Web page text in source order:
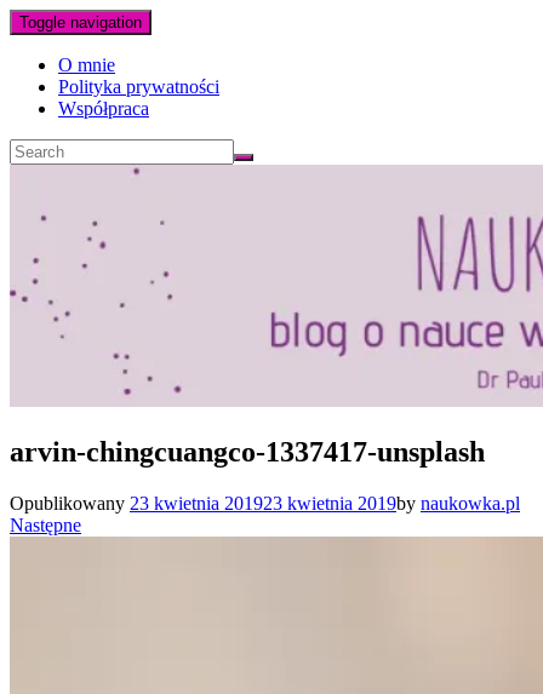
Toggle navigation
O mnie
Polityka prywatności
Współpraca
arvin-chingcuangco-1337417-unsplash
Opublikowany 23 kwietnia 201923 kwietnia 2019by naukowka.pl
Następne